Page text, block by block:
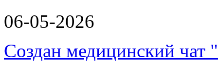
06-05-2026
Создан медицинский чат